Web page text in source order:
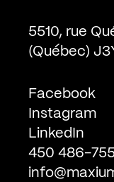
5510, rue
(Québec)
Facebook
Instagram
LinkedIn
450 486-